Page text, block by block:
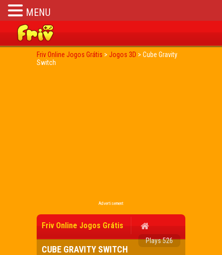
Friv Online Jogos Grátis > Jogos 3D > Cube Gravity
Switch
Advertisement
Friv Online Jogos Grátis
Plays 526
CUBE GRAVITY SWITCH
MENU